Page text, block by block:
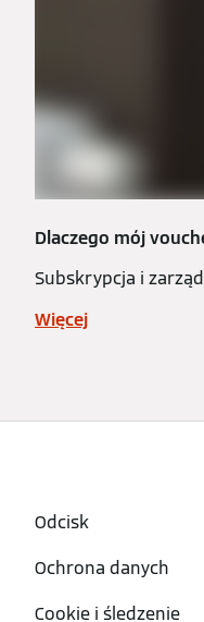
Dlaczego mój
Subskrypcja i
Więcej
Odcisk
Ochrona danych
Cookie i śledzenie